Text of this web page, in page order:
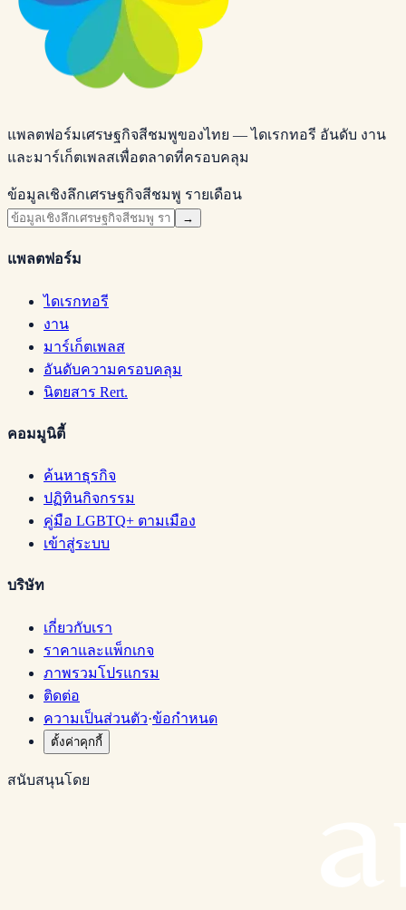
แพลตฟอร์มเศรษฐกิจสีชมพูของไทย — ไดเรกทอรี อันดับ งาน
และมาร์เก็ตเพลสเพื่อตลาดที่ครอบคลุม
ข้อมูลเชิงลึกเศรษฐกิจสีชมพู รายเดือน
→
แพลตฟอร์ม
ไดเรกทอรี
งาน
มาร์เก็ตเพลส
อันดับความครอบคลุม
นิตยสาร Rert.
คอมมูนิตี้
ค้นหาธุรกิจ
ปฏิทินกิจกรรม
คู่มือ LGBTQ+ ตามเมือง
เข้าสู่ระบบ
บริษัท
เกี่ยวกับเรา
ราคาและแพ็กเกจ
ภาพรวมโปรแกรม
ติดต่อ
ความเป็นส่วนตัว·ข้อกำหนด
ตั้งค่าคุกกี้
สนับสนุนโดย